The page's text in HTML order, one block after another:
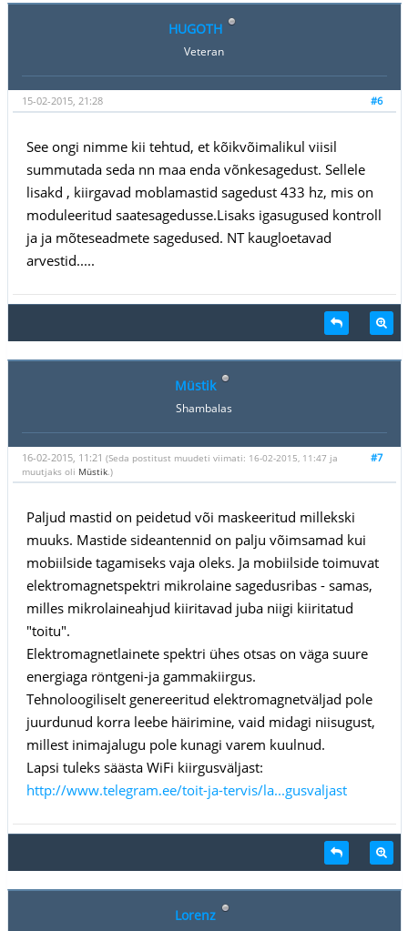
HUGOTH
Veteran
#6
15-02-2015, 21:28
See ongi nimme kii tehtud, et kõikvõimalikul viisil
summutada seda nn maa enda võnkesagedust. Sellele
lisakd , kiirgavad moblamastid sagedust 433 hz, mis on
moduleeritud saatesagedusse.Lisaks igasugused kontroll
ja ja mõteseadmete sagedused. NT kaugloetavad
arvestid.....
Müstik
Shambalas
#7
16-02-2015, 11:21 (Seda postitust muudeti viimati: 16-02-2015, 11:47 ja
muutjaks oli Müstik.)
Paljud mastid on peidetud või maskeeritud millekski
muuks. Mastide sideantennid on palju võimsamad kui
mobiilside tagamiseks vaja oleks. Ja mobiilside toimuvat
elektromagnetspektri mikrolaine sagedusribas - samas,
milles mikrolaineahjud kiiritavad juba niigi kiiritatud
"toitu".
Elektromagnetlainete spektri ühes otsas on väga suure
energiaga röntgeni-ja gammakiirgus.
Tehnoloogiliselt genereeritud elektromagnetväljad pole
juurdunud korra leebe häirimine, vaid midagi niisugust,
millest inimajalugu pole kunagi varem kuulnud.
Lapsi tuleks säästa WiFi kiirgusväljast:
http://www.telegram.ee/toit-ja-tervis/la...gusvaljast
Lorenz